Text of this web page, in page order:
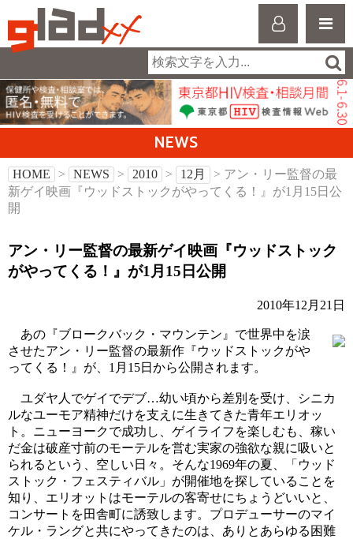
NEWS
HOME > NEWS > 2010 > 12月
> アン・リー監督の最
新ゲイ映画『ウッドストックがやってくる！』が1月15日公
開
アン・リー監督の最新ゲイ映画『ウッドストック
がやってくる！』が1月15日公開
2010年12月21日
あの『ブロークバック・マウンテン』で世界中を涙
させたアン・リー監督の最新作『ウッドストックがや
ってくる！』が、1月15日から公開されます。
ユダヤ人でゲイでデブ…幼い頃から差別を受け、シニカ
ルなユーモア精神だけを支えに生きてきた青年エリオッ
ト。ニューヨークで成功し、ゲイライフを楽しむも、稼い
だ金は破産寸前のモーテルを営む実家の強欲な親に吸いと
られるという、空しい日々。そんな1969年の夏、「ウッド
ストック・フェスティバル」が開催地を探していることを
知り、エリオットはモーテルの客寄せにちょうどいいと、
コンサートを田舎町に誘致します。プロデューサーのマイ
ケル・ラングと共にやってきたのは、ありとあらゆる困難